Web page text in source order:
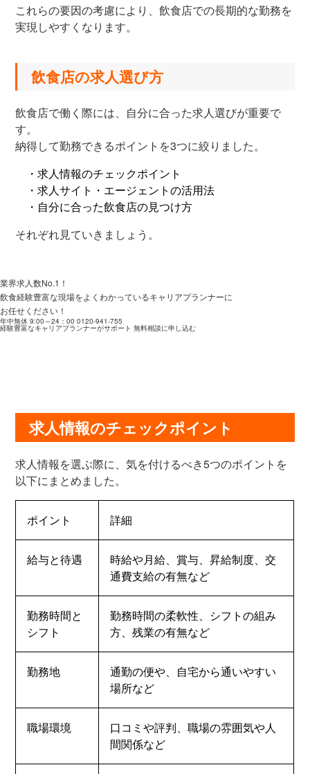
これらの要因の考慮により、飲食店での長期的な勤務を
実現しやすくなります。
飲食店の求人選び方
飲食店で働く際には、自分に合った求人選びが重要で
す。
納得して勤務できるポイントを3つに絞りました。
・求人情報のチェックポイント
・求人サイト・エージェントの活用法
・自分に合った飲食店の見つけ方
それぞれ見ていきましょう。
業界求人数No.1！
飲食経験豊富な現場をよくわかっているキャリアプランナーに
お任せください！
年中無休 9:00～24：00 0120-941-755
経験豊富なキャリアプランナーがサポート 無料相談に申し込む
求人情報のチェックポイント
求人情報を選ぶ際に、気を付けるべき5つのポイントを
以下にまとめました。
ポイント 詳細
給与と待遇
時給や月給、賞与、昇給制度、交
通費支給の有無など
勤務時間と
シフト
勤務時間の柔軟性、シフトの組み
方、残業の有無など
勤務地
通勤の便や、自宅から通いやすい
場所など
職場環境
口コミや評判、職場の雰囲気や人
間関係など